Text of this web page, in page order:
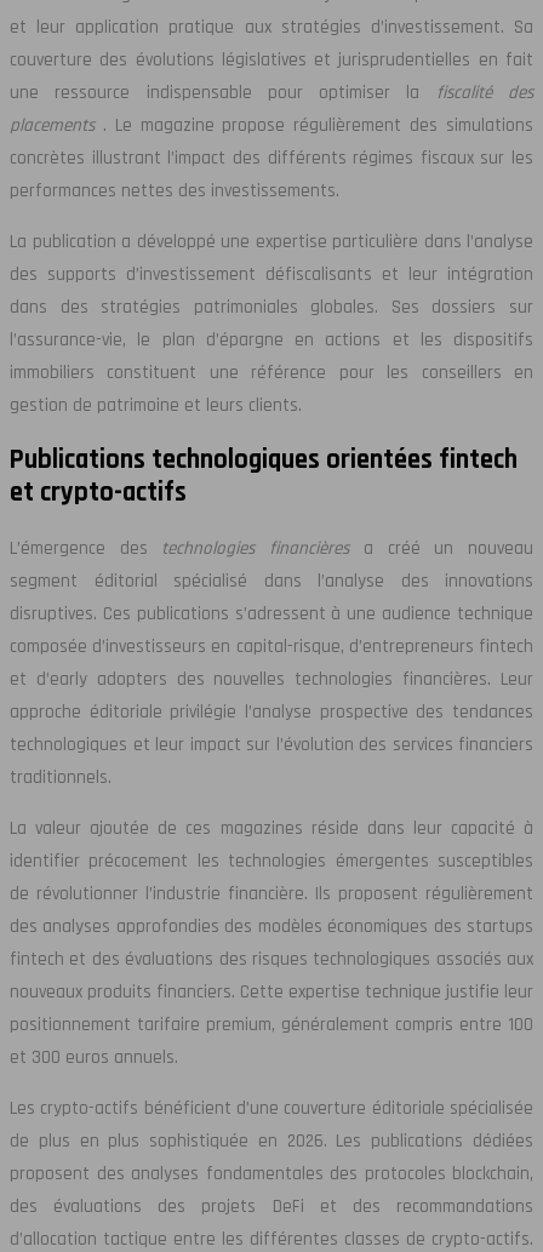
et leur application pratique aux stratégies d’investissement. Sa
couverture des évolutions législatives et jurisprudentielles en fait
une ressource indispensable pour optimiser la
fiscalité des
placements . Le magazine propose régulièrement des simulations
concrètes illustrant l’impact des différents régimes fiscaux sur les
performances nettes des investissements.
La publication a développé une expertise particulière dans l’analyse
des supports d’investissement défiscalisants et leur intégration
dans des stratégies patrimoniales globales. Ses dossiers sur
l’assurance-vie, le plan d’épargne en actions et les dispositifs
immobiliers constituent une référence pour les conseillers en
gestion de patrimoine et leurs clients.
Publications technologiques orientées fintech
et crypto-actifs
L’émergence des technologies financières a créé un nouveau
segment éditorial spécialisé dans l’analyse des innovations
disruptives. Ces publications s’adressent à une audience technique
composée d’investisseurs en capital-risque, d’entrepreneurs fintech
et d’early adopters des nouvelles technologies financières. Leur
approche éditoriale privilégie l’analyse prospective des tendances
technologiques et leur impact sur l’évolution des services financiers
traditionnels.
La valeur ajoutée de ces magazines réside dans leur capacité à
identifier précocement les technologies émergentes susceptibles
de révolutionner l’industrie financière. Ils proposent régulièrement
des analyses approfondies des modèles économiques des startups
fintech et des évaluations des risques technologiques associés aux
nouveaux produits financiers. Cette expertise technique justifie leur
positionnement tarifaire premium, généralement compris entre 100
et 300 euros annuels.
Les crypto-actifs bénéficient d’une couverture éditoriale spécialisée
de plus en plus sophistiquée en 2026. Les publications dédiées
proposent des analyses fondamentales des protocoles blockchain,
des évaluations des projets DeFi et des recommandations
d’allocation tactique entre les différentes classes de crypto-actifs.